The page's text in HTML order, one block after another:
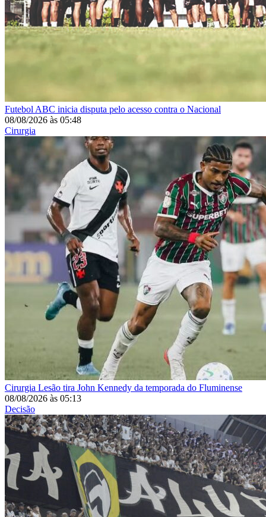
Futebol ABC inicia disputa pelo acesso contra o Nacional
08/08/2026 às 05:48
Cirurgia
Cirurgia Lesão tira John Kennedy da temporada do Fluminense
08/08/2026 às 05:13
Decisão